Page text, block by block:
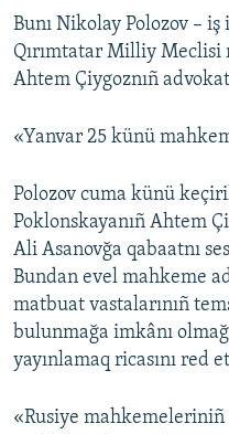
Bunı Nikolay Polozov –
Qırımtatar Milliy
Ahtem Çiygoznıñ
«Yanvar 25 künü
Polozov cuma künü
Poklonskayanıñ Ahtem
Ali Asanovğa qabaatnı
Bundan evel mahkeme
matbuat vastalarınıñ
bulunmağa imkânı
yayınlamaq ricasını red
«Rusiye